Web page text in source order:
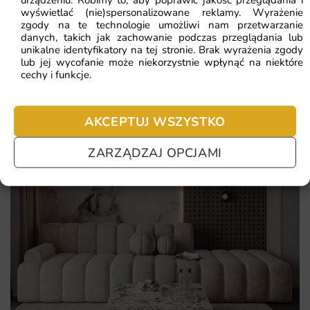
wyświetlać (nie)spersonalizowane reklamy. Wyrażenie
zgody na te technologie umożliwi nam przetwarzanie
danych, takich jak zachowanie podczas przeglądania lub
unikalne identyfikatory na tej stronie. Brak wyrażenia zgody
lub jej wycofanie może niekorzystnie wpłynąć na niektóre
cechy i funkcje.
AKCEPTUJ WSZYSTKO
ZARZĄDZAJ OPCJAMI
nie chcesz czekać – sprawdź najczęściej zadawane pytania.